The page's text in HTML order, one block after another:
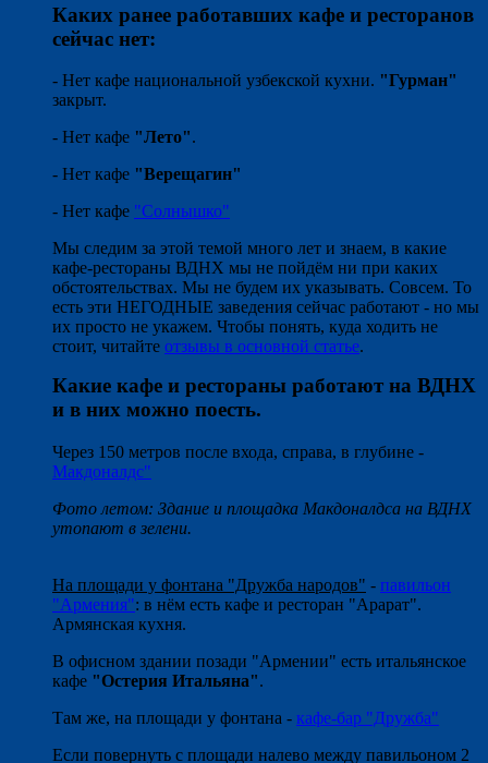
Каких ранее работавших кафе и ресторанов
сейчас нет:
- Нет кафе национальной узбекской кухни. "Гурман"
закрыт.
- Нет кафе "Лето".
- Нет кафе "Верещагин"
- Нет кафе "Солнышко"
Мы следим за этой темой много лет и знаем, в какие
кафе-рестораны ВДНХ мы не пойдём ни при каких
обстоятельствах. Мы не будем их указывать. Совсем. То
есть эти НЕГОДНЫЕ заведения сейчас работают - но мы
их просто не укажем. Чтобы понять, куда ходить не
стоит, читайте отзывы в основной статье.
Какие кафе и рестораны работают на ВДНХ
и в них можно поесть.
Через 150 метров после входа, справа, в глубине -
Макдоналдс"
Фото летом: Здание и площадка Макдоналдса на ВДНХ
утопают в зелени.
На площади у фонтана "Дружба народов" - павильон
"Армения": в нём есть кафе и ресторан "Арарат".
Армянская кухня.
В офисном здании позади "Армении" есть итальянское
кафе "Остерия Итальяна".
Там же, на площади у фонтана - кафе-бар "Дружба"
Если повернуть с площади налево между павильоном 2